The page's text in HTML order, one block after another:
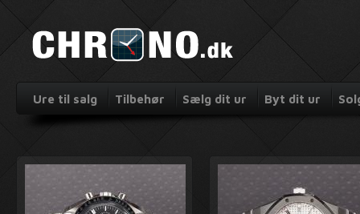
Ure til salg Tilbehør Sælg dit ur Byt dit ur